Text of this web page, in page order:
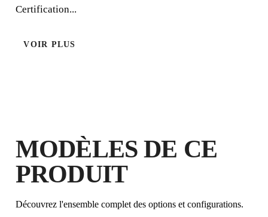
Filtre pour aspiration à sec et filtration de classe M.
Certification...
VOIR PLUS
MODÈLES DE CE
PRODUIT
Découvrez l'ensemble complet des options et configurations.